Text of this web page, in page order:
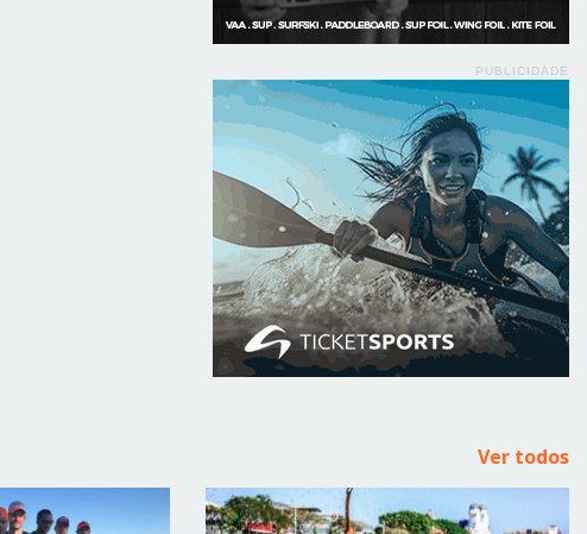
PUBLICIDADE
Ver todos